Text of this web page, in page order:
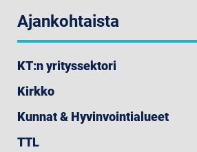
Ajankohtaista
KT:n yrityssektori
Kirkko
Kunnat & Hyvinvointialueet
TTL